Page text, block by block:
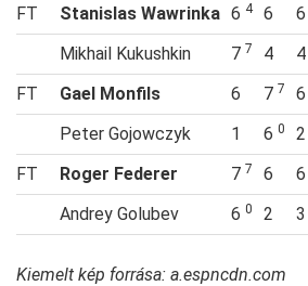
FT
Stanislas Wawrinka 6 4 6 6
Mikhail Kukushkin
7 7 4 4
FT
Gael Monfils 6 7 7
6
Peter Gojowczyk
1 6 0
2
FT
Roger Federer 7 7 6
6
Andrey Golubev
6 0 2 3
Kiemelt kép forrása: a.espncdn.com